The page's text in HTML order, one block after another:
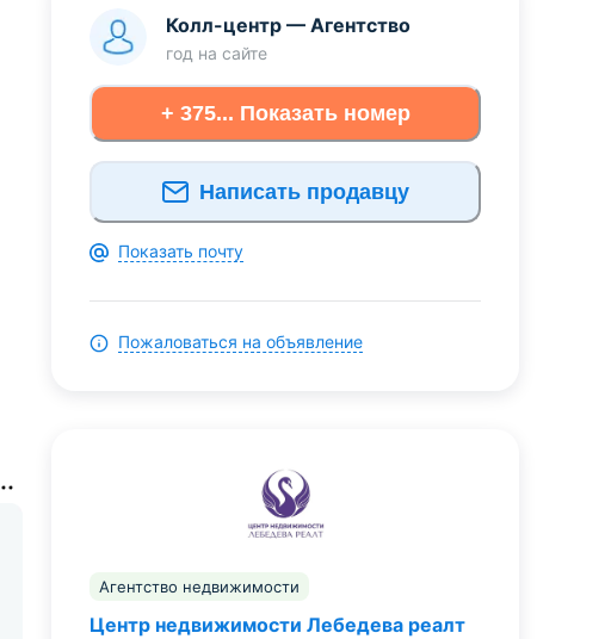
Колл-центр — Агентство
год на сайте
+ 375... Показать номер
Написать продавцу
Показать почту
Пожаловаться на объявление
Агентство недвижимости
Центр недвижимости Лебедева реалт